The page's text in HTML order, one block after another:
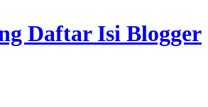
Daftar Isi Blogger